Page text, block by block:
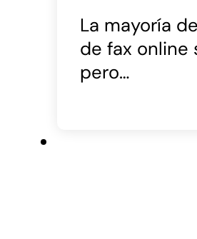
La mayoría
de fax online
pero…